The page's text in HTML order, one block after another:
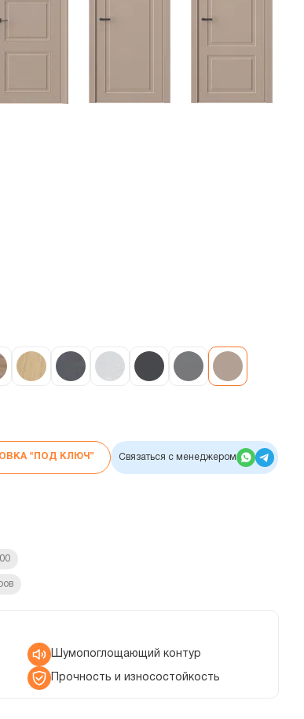
“ПОД КЛЮЧ” Связаться с менеджером
Шумопоглощающий контур
Прочность и износостойкость